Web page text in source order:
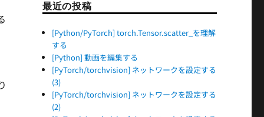
最近の投稿
[Python/PyTorch] torch.Tensor.scatter_を理解
する
[Python] 動画を編集する
[PyTorch/torchvision] ネットワークを設定する
(3)
[PyTorch/torchvision] ネットワークを設定する
(2)